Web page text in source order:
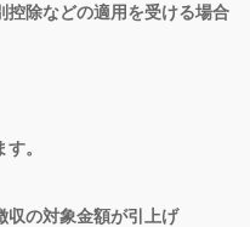
控除などの適用を受ける場合
。
の対象金額が引上げ